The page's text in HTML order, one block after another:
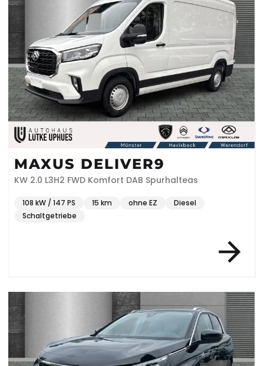
MAXUS DELIVER9
KW 2.0 L3H2 FWD Komfort DAB Spurhalteas
108 kW / 147 PS 15 km ohne EZ
Diesel
Schaltgetriebe